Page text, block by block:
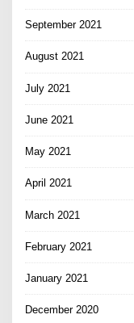
September 2021
August 2021
July 2021
June 2021
May 2021
April 2021
March 2021
February 2021
January 2021
December 2020